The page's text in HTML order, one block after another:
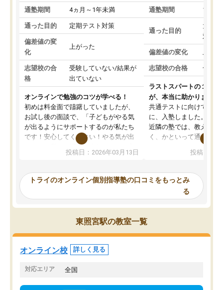
通塾期間 4ヵ月～1年未満
通った目的 定期テスト対策
偏差値の変
化
上がった
志望校の合
格
受験していない/結果が
出ていない
オンラインで勉強のコツが学べる！
初めは料金面で躊躇していましたが、
お試し後の面談で、「子どもがやる気
が出るようにサポートするのが私たち
です！安心してください！やる気が出
ないのは私たち講師の責任です」と言
ってくださり、確かに！と考えて、思
ったんですが、学生の先生から学ぶこ
み、徐々に成績が上がったらいいなと
思っていました。何が今足りないのか
を的確に指導いただき、子どももびっ
くりするほど楽しんでやる気を持って
塾を受けています。狙い通り、少しず
つ成績も上がり、苦手意識も無くなっ
てきたので、さらに苦手な数学も追加
でお願いしました。来年の高校受験に
投稿日：2026年03月13日
通塾期間 1～3
通った目的
大学
対策
偏差値の変化 上が
志望校の合格 合格
ラストスパートの１か月
が、本当に助かりました
共通テストに向けての追
に、入塾しました。田舎
近隣の塾では、教えても
く、かといって通うには
可能なので本当に助か
らないところをピンポイ
頂いて、とてもわかり
していました。一生を
スト、多少お金がかかっ
投稿日：
トライのオンライン個別指導塾の口コミをもっとみ
る
東照宮駅の教室一覧
オンライン校 詳しく見る
対応エリア 全国